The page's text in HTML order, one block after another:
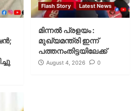
Flash Story Latest News
മിന്നല്‍ പ്രളയം :
മുഖ്യമന്ത്രി ഇന്ന്
പത്തനംതിട്ടയിലേക്ക്
August 4, 2026 0